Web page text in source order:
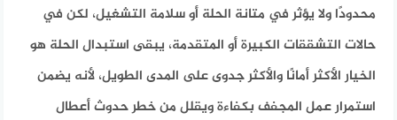
محدودًا ولا يؤثر في متانة الحلة أو سلامة التشغيل، لكن في
حالات التشققات الكبيرة أو المتقدمة، يبقى استبدال الحلة هو
الخيار الأكثر أمانًا والأكثر جدوى على المدى الطويل، لأنه يضمن
استمرار عمل المجفف بكفاءة ويقلل من خطر حدوث أعطال